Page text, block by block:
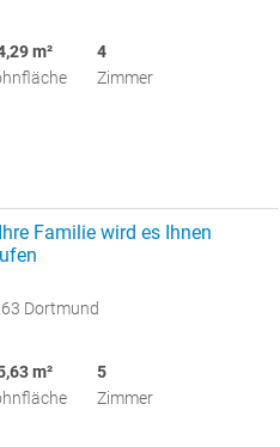
m²
4
Zimmer
Familie wird es Ihnen
Dortmund
m²
5
Zimmer